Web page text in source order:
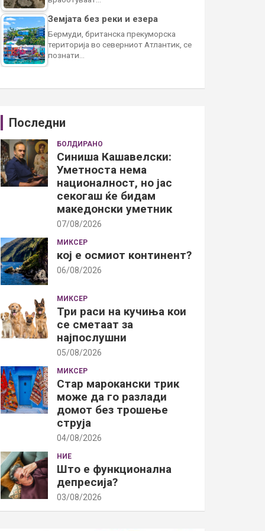
Земјата без реки и езера
Бермуди, британска прекуморска
територија во северниот Атлантик, се
познати…
Последни
БОЛДИРАНО
Синиша Кашавелски:
Уметноста нема
националност, но јас
секогаш ќе бидам
македонски уметник
07/08/2026
МИКСЕР
кој е осмиот континент?
06/08/2026
МИКСЕР
Три раси на кучиња кои
се сметаат за
најпослушни
05/08/2026
МИКСЕР
Стар марокански трик
може да го разлади
домот без трошење
струја
04/08/2026
НИЕ
Што е функционална
депресија?
03/08/2026